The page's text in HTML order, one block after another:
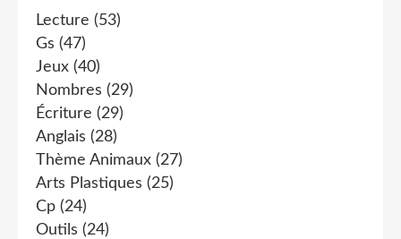
Lecture (53)
Gs (47)
Jeux (40)
Nombres (29)
Écriture (29)
Anglais (28)
Thème Animaux (27)
Arts Plastiques (25)
Cp (24)
Outils (24)